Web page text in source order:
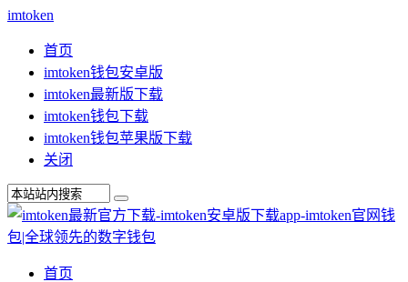
imtoken
首页
imtoken钱包安卓版
imtoken最新版下载
imtoken钱包下载
imtoken钱包苹果版下载
关闭
首页